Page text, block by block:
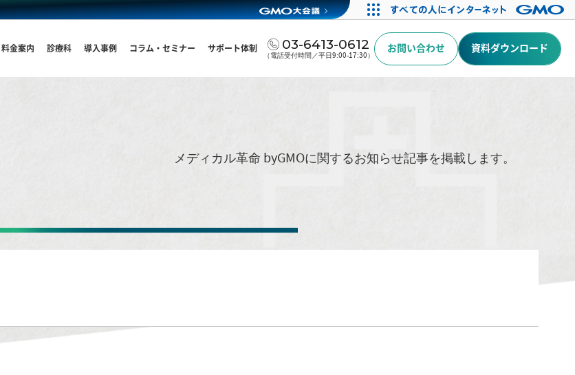
料金案内 診療科 導入事例 コラム・セミナー サポート体制 03-6413-0612
（電話受付時間／平日9:00-17:30）
お問い合わせ 資料ダウンロード
メディカル革命 byGMOに関するお知らせ記事を掲載します。